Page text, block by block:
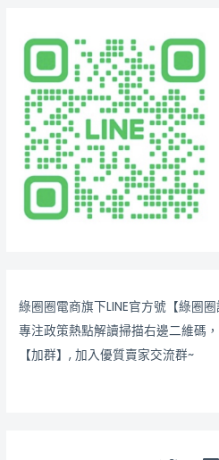
綠圈圈電商旗下LINE官方號【綠圈
專注政策熱點解讀掃描右邊二維碼
【加群】, 加入優質賣家交流群~